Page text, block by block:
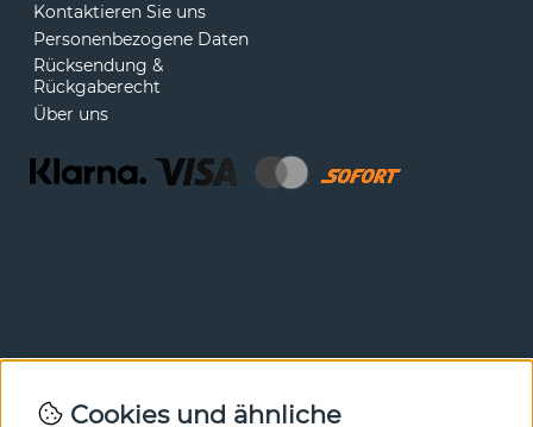
Kontaktieren Sie uns
Personenbezogene Daten
Rücksendung &
Rückgaberecht
Über uns
Newsletter
Cookies und ähnliche